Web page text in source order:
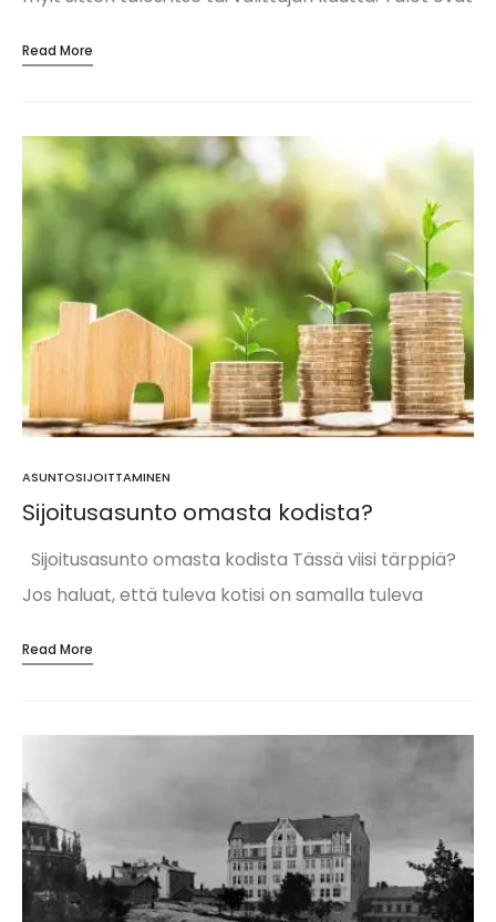
peruutusoikeutta ja omistajana vastaat juridisesti
Read More
ASUNTOSIJOITTAMINEN
Sijoitusasunto omasta kodista?
Sijoitusasunto omasta kodista Tässä viisi tärppiä?
Jos haluat, että tuleva kotisi on samalla tuleva
siihen, mistä asunnon ostat, mitä ostat, millä
Read More